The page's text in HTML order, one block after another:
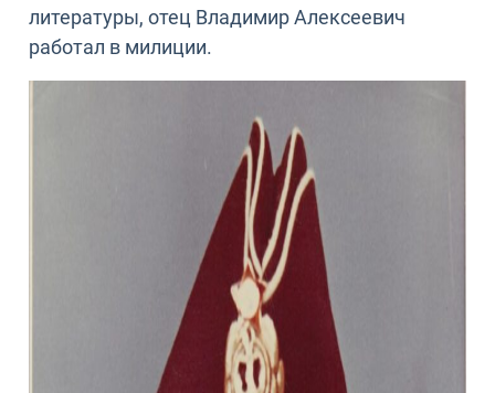
литературы, отец Владимир Алексеевич
работал в милиции.